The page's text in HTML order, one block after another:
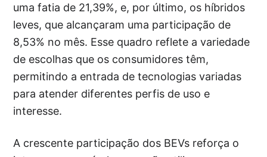
uma fatia de 21,39%, e, por último, os híbridos
leves, que alcançaram uma participação de
8,53% no mês. Esse quadro reflete a variedade
de escolhas que os consumidores têm,
permitindo a entrada de tecnologias variadas
para atender diferentes perfis de uso e
interesse.
A crescente participação dos BEVs reforça o